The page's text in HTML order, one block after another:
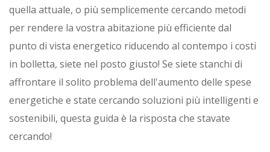
quella attuale, o più semplicemente cercando metodi
per rendere la vostra abitazione più efficiente dal
punto di vista energetico riducendo al contempo i costi
in bolletta, siete nel posto giusto! Se siete stanchi di
affrontare il solito problema dell'aumento delle spese
energetiche e state cercando soluzioni più intelligenti e
sostenibili, questa guida è la risposta che stavate
cercando!